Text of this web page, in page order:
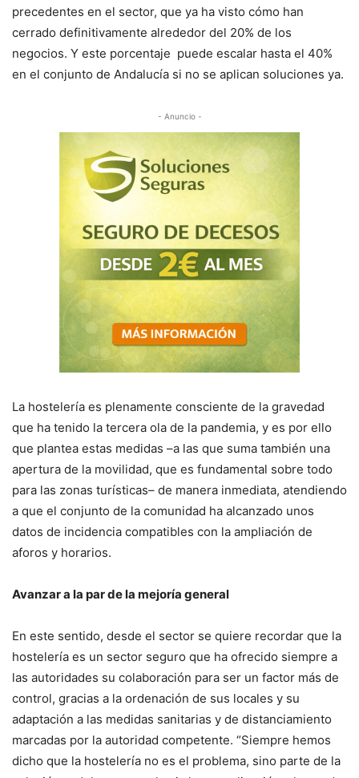
precedentes en el sector, que ya ha visto cómo han
cerrado definitivamente alrededor del 20% de los
negocios. Y este porcentaje puede escalar hasta el 40%
en el conjunto de Andalucía si no se aplican soluciones ya.
- Anuncio -
La hostelería es plenamente consciente de la gravedad
que ha tenido la tercera ola de la pandemia, y es por ello
que plantea estas medidas –a las que suma también una
apertura de la movilidad, que es fundamental sobre todo
para las zonas turísticas– de manera inmediata, atendiendo
a que el conjunto de la comunidad ha alcanzado unos
datos de incidencia compatibles con la ampliación de
aforos y horarios.
Avanzar a la par de la mejoría general
En este sentido, desde el sector se quiere recordar que la
hostelería es un sector seguro que ha ofrecido siempre a
las autoridades su colaboración para ser un factor más de
control, gracias a la ordenación de sus locales y su
adaptación a las medidas sanitarias y de distanciamiento
marcadas por la autoridad competente. “Siempre hemos
dicho que la hostelería no es el problema, sino parte de la